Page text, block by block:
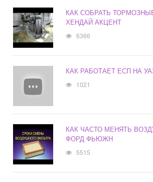
КАК СОБРАТЬ
ХЕНДАЙ АКЦЕНТ
6366
КАК РАБОТАЕТ ЕСП НА
1021
КАК ЧАСТО МЕНЯТЬ
ФОРД ФЬЮЖН
5515